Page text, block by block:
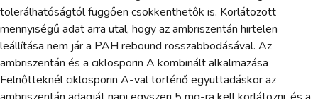
tolerálhatóságtól függően csökkenthetők is. Korlátozott
mennyiségű adat arra utal, hogy az ambriszentán hirtelen
leállítása nem jár a PAH rebound rosszabbodásával. Az
ambriszentán és a ciklosporin A kombinált alkalmazása
Felnőtteknél ciklosporin A-val történő együttadáskor az